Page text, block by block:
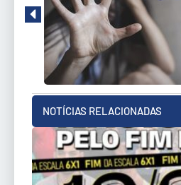
NOTÍCIAS RELACIONADAS